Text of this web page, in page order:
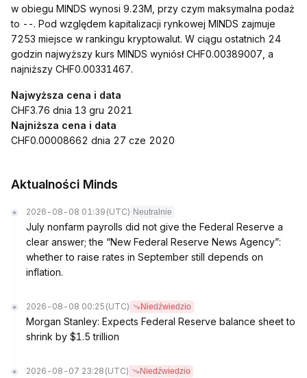
w obiegu MINDS wynosi 9.23M, przy czym maksymalna podaż
to --. Pod względem kapitalizacji rynkowej MINDS zajmuje
7253 miejsce w rankingu kryptowalut. W ciągu ostatnich 24
godzin najwyższy kurs MINDS wyniósł CHF0.00389007, a
najniższy CHF0.00331467.
Najwyższa cena i data
CHF3.76 dnia 13 gru 2021
Najniższa cena i data
CHF0.00008662 dnia 27 cze 2020
Aktualności Minds
2026-08-08 01:39 (UTC) Neutralnie
July nonfarm payrolls did not give the Federal Reserve a
clear answer; the “New Federal Reserve News Agency”:
whether to raise rates in September still depends on
inflation.
2026-08-08 00:25 (UTC) Niedźwiedzio
Morgan Stanley: Expects Federal Reserve balance sheet to
shrink by $1.5 trillion
2026-08-07 23:28 (UTC) Niedźwiedzio